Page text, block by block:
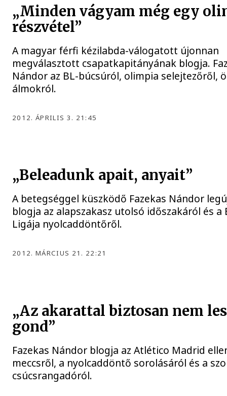
„Minden vágyam még egy
részvétel”
A magyar férfi kézilabda-válogatott újonnan
megválasztott csapatkapitányának blogja.
Nándor az BL-búcsúról, olimpia selejtezőről,
álmokról.
2012. ÁPRILIS 3. 21:45
„Beleadunk apait, anyait”
A betegséggel küszködő Fazekas Nándor
blogja az alapszakasz utolsó időszakáról és a
Ligája nyolcaddöntőről.
2012. MÁRCIUS 21. 22:21
„Az akarattal biztosan nem
gond”
Fazekas Nándor blogja az Atlético Madrid
meccsről, a nyolcaddöntő sorolásáról és a
csúcsrangadóról.